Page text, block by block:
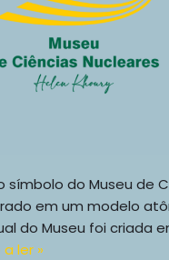
símbolo do Museu de
em um modelo
do Museu foi criada
ler »